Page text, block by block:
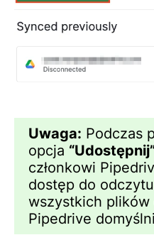
Uwaga: Podczas
opcja
członkowi
dostęp do
wszystkich plików
Pipedrive